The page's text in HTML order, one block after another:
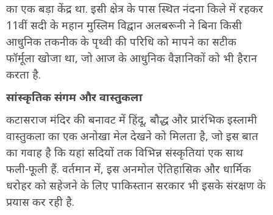
का एक बड़ा केंद्र था. इसी क्षेत्र के पास स्थित नंदना किले में रहकर
11वीं सदी के महान मुस्लिम विद्वान अलबरूनी ने बिना किसी
आधुनिक तकनीक के पृथ्वी की परिधि को मापने का सटीक
फॉर्मूला खोजा था, जो आज के आधुनिक वैज्ञानिकों को भी हैरान
करता है.
सांस्कृतिक संगम और वास्तुकला
कटासराज मंदिर की बनावट में हिंदू, बौद्ध और प्रारंभिक इस्लामी
वास्तुकला का एक अनोखा मेल देखने को मिलता है, जो इस बात
का गवाह है कि यहां सदियों तक विभिन्न संस्कृतियां एक साथ
फली-फूली हैं. वर्तमान में, इस अनमोल ऐतिहासिक और धार्मिक
धरोहर को सहेजने के लिए पाकिस्तान सरकार भी इसके संरक्षण के
प्रयास कर रही है.